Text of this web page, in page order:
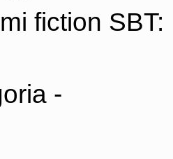
fiction SBT:
-